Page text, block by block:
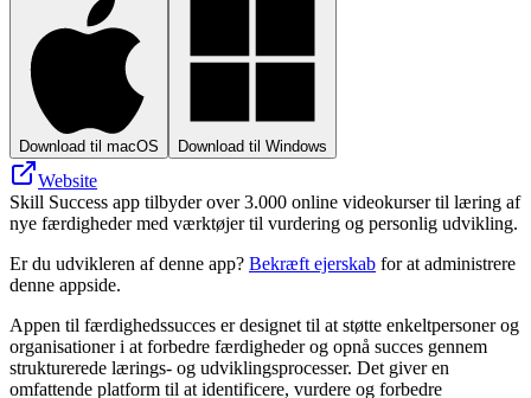
Download til macOS Download til Windows
Website
Skill Success app tilbyder over 3.000 online videokurser til læring af
nye færdigheder med værktøjer til vurdering og personlig udvikling.
Er du udvikleren af denne app? Bekræft ejerskab for at administrere
denne appside.
Appen til færdighedssucces er designet til at støtte enkeltpersoner og
organisationer i at forbedre færdigheder og opnå succes gennem
strukturerede lærings- og udviklingsprocesser. Det giver en
omfattende platform til at identificere, vurdere og forbedre